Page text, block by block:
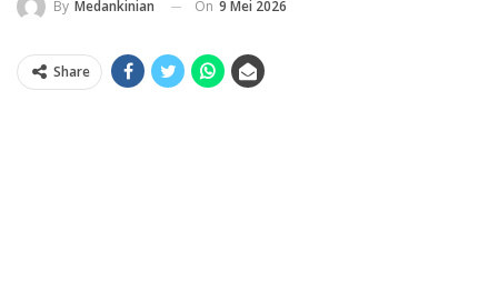
By Medankinian On 9 Mei 2026
Share